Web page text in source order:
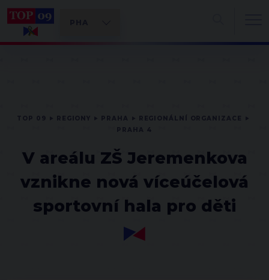
V areálu ZŠ Jeremenkova
vznikne nová víceúčelová
sportovní hala pro děti